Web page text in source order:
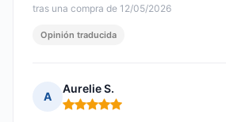
tras una compra de 12/05/2026
Opinión traducida
A
Aurelie S.
Nota: 5 de 5